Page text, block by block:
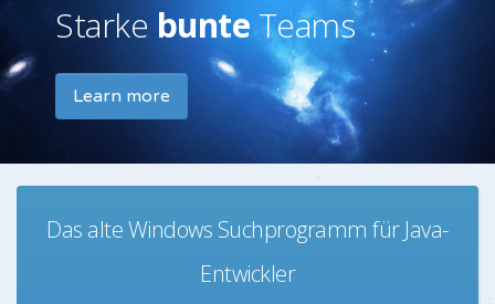
Starke bunte Teams
Learn more
Komplexität
Das alte Windows Suchprogramm für Java-
Entwickler